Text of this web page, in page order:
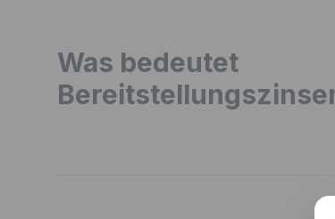
Was bedeutet